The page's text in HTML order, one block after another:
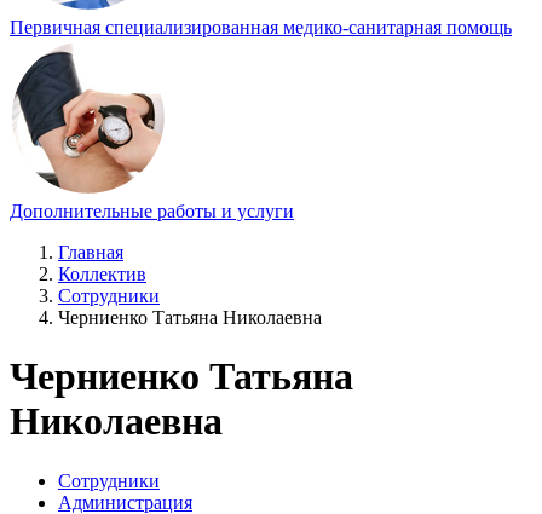
Первичная специализированная медико-санитарная помощь
Дополнительные работы и услуги
Главная
Коллектив
Сотрудники
Черниенко Татьяна Николаевна
Черниенко Татьяна
Николаевна
Сотрудники
Администрация